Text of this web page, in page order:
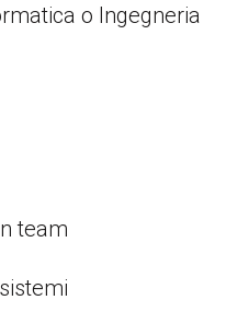
o Ingegneria
team